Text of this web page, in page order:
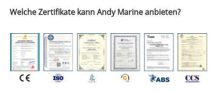
Welche Zertifikate kann Andy Marine anbieten?